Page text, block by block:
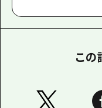
この